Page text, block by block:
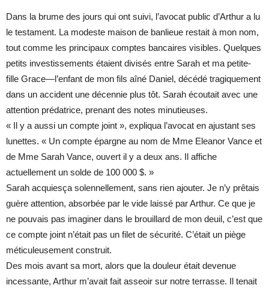
Dans la brume des jours qui ont suivi, l’avocat public d’Arthur a lu
le testament. La modeste maison de banlieue restait à mon nom,
tout comme les principaux comptes bancaires visibles. Quelques
petits investissements étaient divisés entre Sarah et ma petite-
fille Grace—l’enfant de mon fils aîné Daniel, décédé tragiquement
dans un accident une décennie plus tôt. Sarah écoutait avec une
attention prédatrice, prenant des notes minutieuses.
« Il y a aussi un compte joint », expliqua l’avocat en ajustant ses
lunettes. « Un compte épargne au nom de Mme Eleanor Vance et
de Mme Sarah Vance, ouvert il y a deux ans. Il affiche
actuellement un solde de 100 000 $. »
Sarah acquiesça solennellement, sans rien ajouter. Je n’y prêtais
guère attention, absorbée par le vide laissé par Arthur. Ce que je
ne pouvais pas imaginer dans le brouillard de mon deuil, c’est que
ce compte joint n’était pas un filet de sécurité. C’était un piège
méticuleusement construit.
Des mois avant sa mort, alors que la douleur était devenue
incessante, Arthur m’avait fait asseoir sur notre terrasse. Il tenait